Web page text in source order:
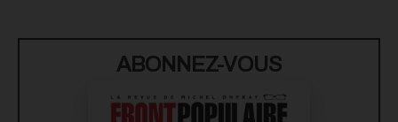
ABONNEZ-VOUS